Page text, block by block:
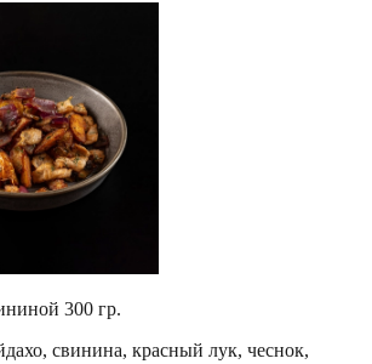
300 гр.
свинина, красный лук, чеснок,